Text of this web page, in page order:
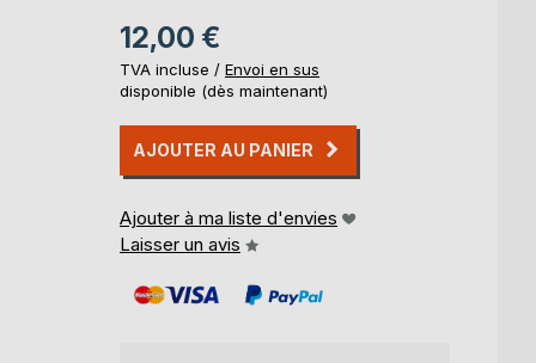
12,00 €
TVA incluse / Envoi en sus
disponible (dès maintenant)
AJOUTER AU PANIER
Ajouter à ma liste d'envies
Laisser un avis